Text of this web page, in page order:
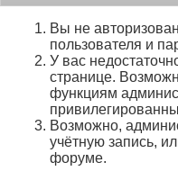
Вы не
пользователя и
У вас
странице.
функциям
Возможно,
учётную запись,
форуме.